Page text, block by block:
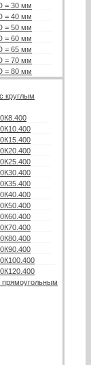
= 30 мм
= 40 мм
= 50 мм
= 60 мм
= 65 мм
= 70 мм
= 80 мм
круглым